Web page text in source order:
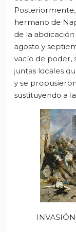
hermano de
de la
agosto y
vacío de poder,
juntas locales
y se
sustituyendo a